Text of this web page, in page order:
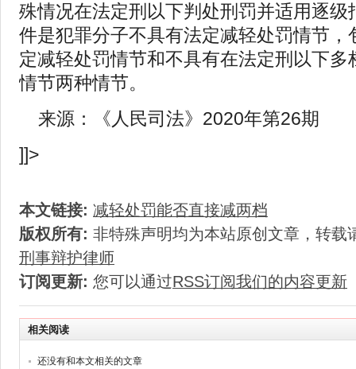
殊情况在法定刑以下判处刑罚并适用逐级
件是犯罪分子不具有法定减轻处罚情节，
定减轻处罚情节和不具有在法定刑以下多
情节两种情节。
来源：《人民司法》2020年第26期
]]>
本文链接: 减轻处罚能否直接减两档
版权所有: 非特殊声明均为本站原创文章，转载
刑事辩护律师
订阅更新: 您可以通过RSS订阅我们的内容更新
相关阅读
还没有和本文相关的文章